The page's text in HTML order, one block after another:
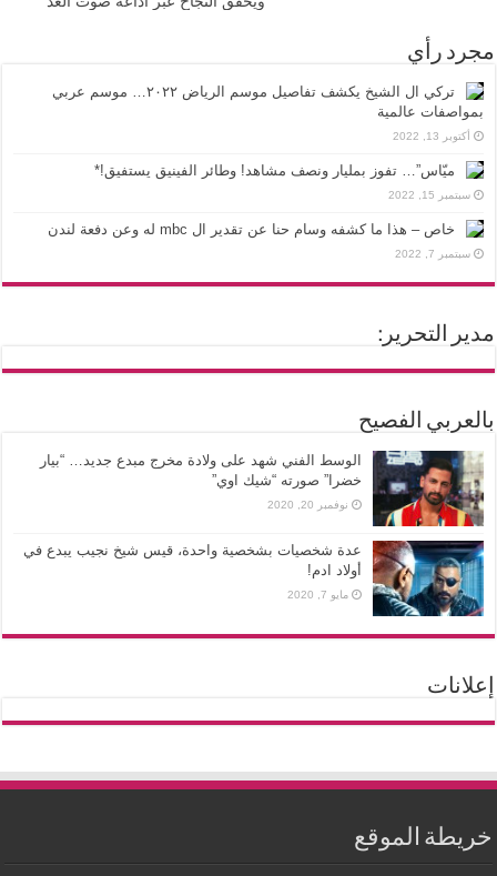
مجرد رأي
تركي ال الشيخ يكشف تفاصيل موسم الرياض ٢٠٢٢… موسم عربي
بمواصفات عالمية
أكتوبر 13, 2022
ميّاس”… تفوز بمليار ونصف مشاهد! وطائر الفينيق يستفيق!*
سبتمبر 15, 2022
خاص – هذا ما كشفه وسام حنا عن تقدير ال mbc له وعن دفعة لندن
سبتمبر 7, 2022
مدير التحرير:
بالعربي الفصيح
الوسط الفني شهد على ولادة مخرج مبدع جديد… “بيار
خضرا” صورته “شيك اوي”
نوفمبر 20, 2020
عدة شخصيات بشخصية واحدة، قيس شيخ نجيب يبدع في
أولاد ادم!
مايو 7, 2020
إعلانات
خريطة الموقع